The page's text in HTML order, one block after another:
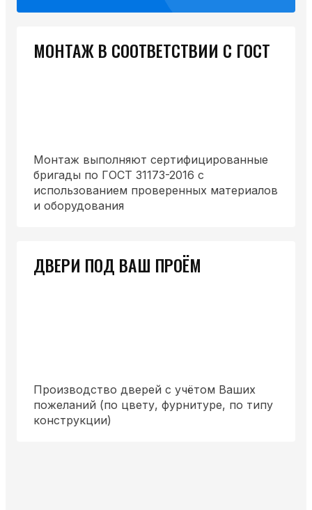
МОНТАЖ В СООТВЕТСТВИИ С ГОСТ
Монтаж выполняют сертифицированные
бригады по ГОСТ 31173-2016 с
использованием проверенных материалов
и оборудования
ДВЕРИ ПОД ВАШ ПРОЁМ
Производство дверей с учётом Ваших
пожеланий (по цвету, фурнитуре, по типу
конструкции)